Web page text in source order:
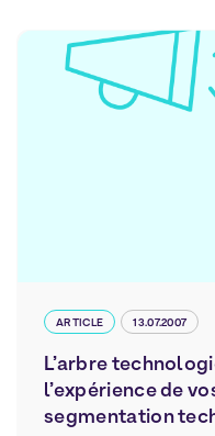
ARTICLE 13.07.2007
L’arbre
l’expérience de
segmentation